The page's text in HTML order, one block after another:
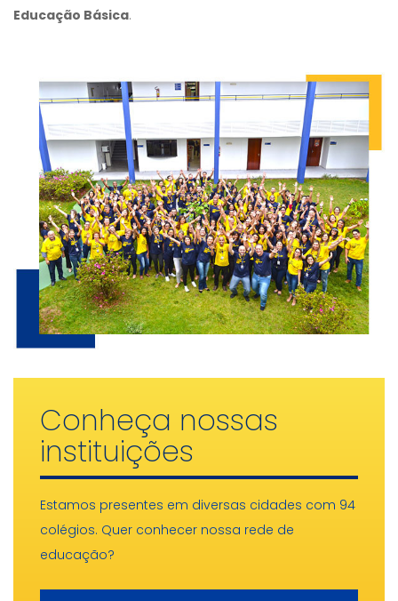
Educação Básica.
Conheça nossas
instituições
Estamos presentes em diversas cidades com 94
colégios. Quer conhecer nossa rede de
educação?